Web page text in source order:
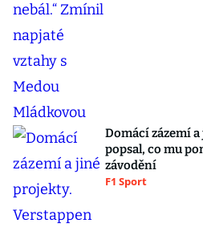
Domácí zázemí
popsal, co mu
závodění
F1 Sport